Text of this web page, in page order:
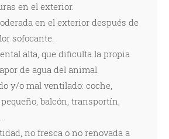
en el exterior.
en el exterior después de
sofocante.
alta, que dificulta la propia
de agua del animal.
y/o mal ventilado: coche,
balcón, transportín,
no fresca o no renovada a